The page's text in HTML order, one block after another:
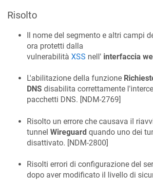
Risolto
Il nome del segmento e altri campi
ora protetti dalla
vulnerabilità XSS nell' interfaccia
L'abilitazione della funzione
DNS disabilita correttamente
pacchetti DNS. [NDM-2769]
Risolto un errore che causava il
tunnel Wireguard quando uno dei
disattivato. [NDM-2800]
Risolti errori di configurazione del
dopo aver modificato il livello di